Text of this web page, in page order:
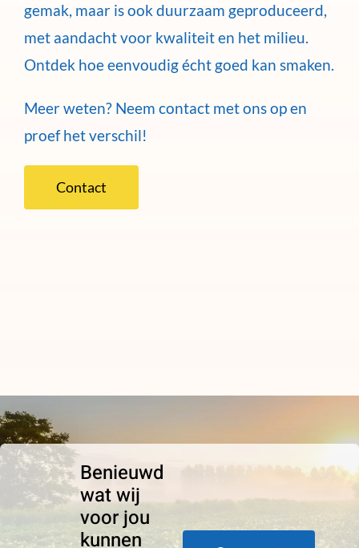
gemak, maar is ook duurzaam geproduceerd,
met aandacht voor kwaliteit en het milieu.
Ontdek hoe eenvoudig écht goed kan smaken.
Meer weten? Neem contact met ons op en
proef het verschil!
Contact
Benieuwd
wat wij
voor jou
kunnen